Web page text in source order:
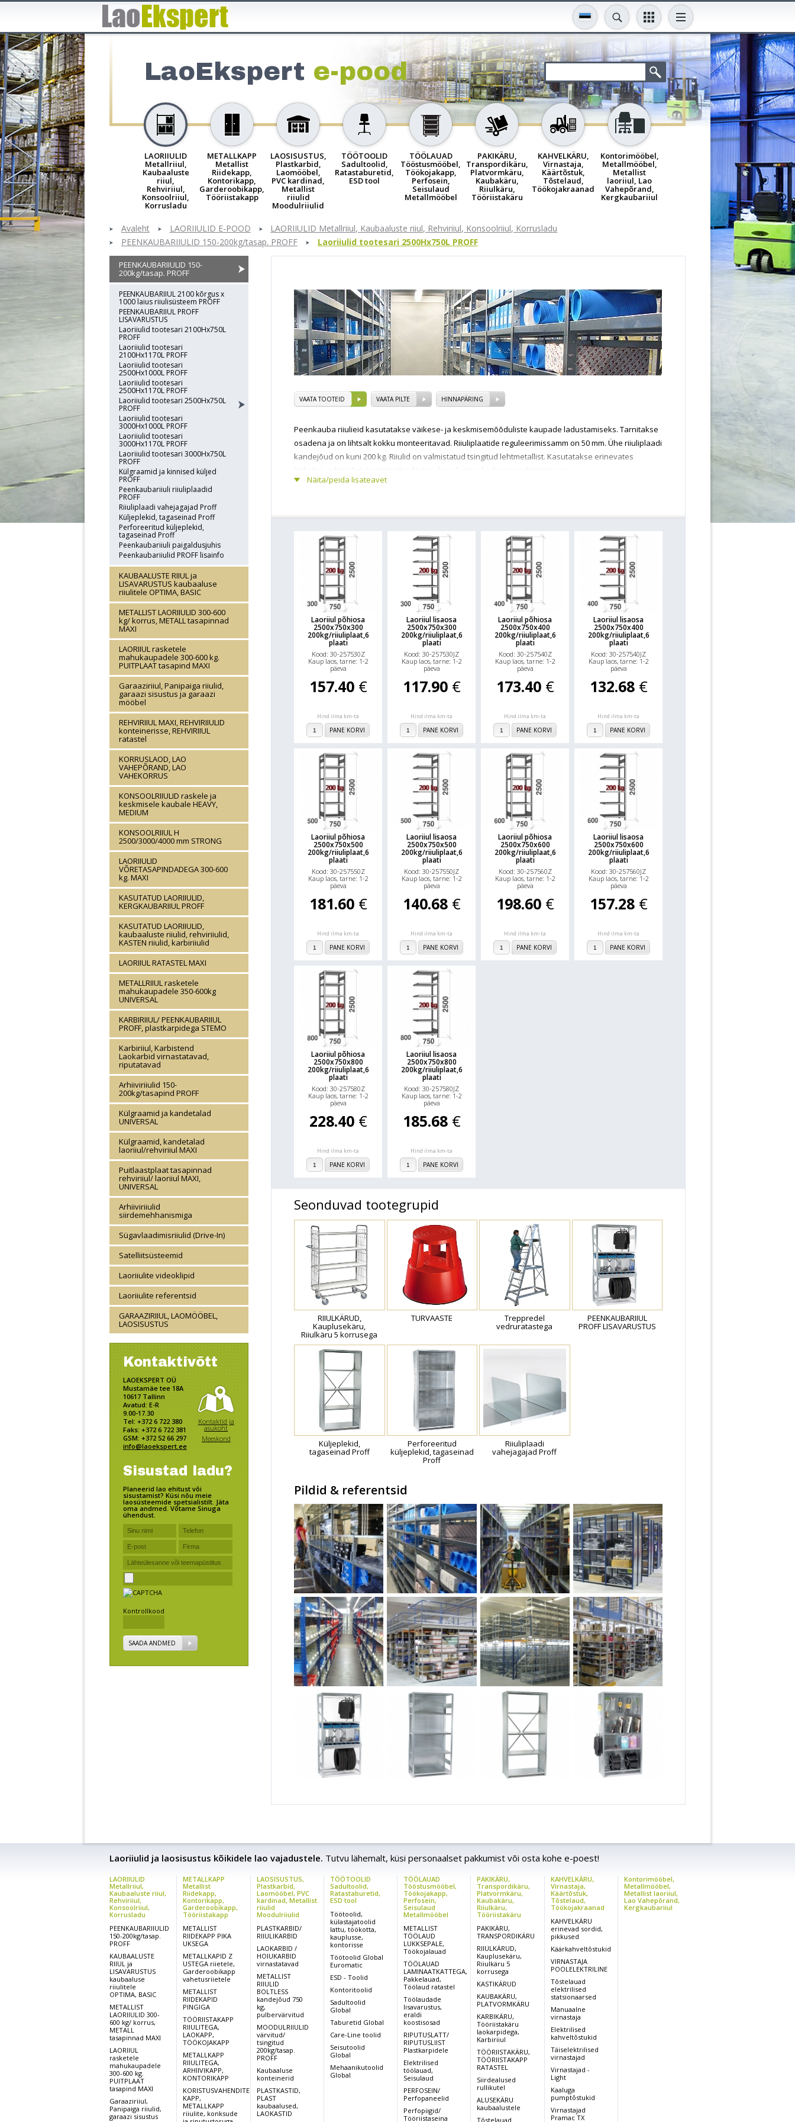
LaoEkspert e-pood
LAORIIULID
Metallriiul,
Kaubaaluste
riiul,
Rehviriiul,
Konsoolriiul,
Korrusladu
METALLKAPP
Metallist
Riidekapp,
Kontorikapp,
Garderoobikapp,
Tööriistakapp
LAOSISUSTUS,
Plastkarbid,
Laomööbel,
PVC kardinad,
Metallist
riiulid
Moodulriiulid
TÖÖTOOLID
Sadultoolid,
Ratastaburetid,
ESD tool
TÖÖLAUAD
Tööstusmööbel,
Töökojakapp,
Perfosein,
Seisulaud
Metallmööbel
PAKIKÄRU,
Transpordikäru,
Platvormkäru,
Kaubakäru,
Riiulkäru,
Tööriistakäru
KAHVELKÄRU,
Virnastaja,
Käärtõstuk,
Tõstelaud,
Töökojakraanad
Kontorimööbel,
Metallmööbel,
Metallist
laoriiul, Lao
Vahepõrand,
Kergkaubariiul
Avaleht LAORIIULID E-POOD
LAORIIULID Metallriiul, Kaubaaluste riiul, Rehviriiul, Konsoolriiul, Korrusladu
PEENKAUBARIIULID 150-200kg/tasap. PROFF
Laoriiulid tootesari 2500Hx750L PROFF
PEENKAUBARIIULID 150-
200kg/tasap. PROFF
PEENKAUBARIIUL 2100 kõrgus x
1000 laius riiulisüsteem PROFF
PEENKAUBARIIUL PROFF
LISAVARUSTUS
Laoriiulid tootesari 2100Hx750L
PROFF
Laoriiulid tootesari
2100Hx1170L PROFF
Laoriiulid tootesari
2500Hx1000L PROFF
Laoriiulid tootesari
2500Hx1170L PROFF
Laoriiulid tootesari 2500Hx750L
PROFF
Laoriiulid tootesari
3000Hx1000L PROFF
Laoriiulid tootesari
3000Hx1170L PROFF
Laoriiulid tootesari 3000Hx750L
PROFF
Külgraamid ja kinnised küljed
PROFF
Peenkaubariiuli riiuliplaadid
PROFF
Riiuliplaadi vahejagajad Proff
Küljeplekid, tagaseinad Proff
Perforeeritud küljeplekid,
tagaseinad Proff
Peenkaubariiuli paigaldusjuhis
Peenkaubariiulid PROFF lisainfo
KAUBAALUSTE RIIUL ja
LISAVARUSTUS kaubaaluse
riiulitele OPTIMA, BASIC
METALLIST LAORIIULID 300-600
kg/ korrus, METALL tasapinnad
MAXI
LAORIIUL rasketele
mahukaupadele 300-600 kg.
PUITPLAAT tasapind MAXI
Garaaziriiul, Panipaiga riiulid,
garaazi sisustus ja garaazi
mööbel
REHVIRIIUL MAXI, REHVIRIIULID
konteinerisse, REHVIRIIUL
ratastel
KORRUSLAOD, LAO
VAHEPÕRAND, LAO
VAHEKORRUS
KONSOOLRIIULID raskele ja
keskmisele kaubale HEAVY,
MEDIUM
KONSOOLRIIUL H
2500/3000/4000 mm STRONG
LAORIIULID
VÕRETASAPINDADEGA 300-600
kg. MAXI
KASUTATUD LAORIIULID,
KERGKAUBARIIUL PROFF
KASUTATUD LAORIIULID,
kaubaaluste riiulid, rehviriiulid,
KASTEN riiulid, karbiriiulid
LAORIIUL RATASTEL MAXI
METALLRIIUL rasketele
mahukaupadele 350-600kg
UNIVERSAL
KARBIRIIUL/ PEENKAUBARIIUL
PROFF, plastkarpidega STEMO
Karbiriiul, Karbistend
Laokarbid virnastatavad,
riputatavad
Arhiiviriiulid 150-
200kg/tasapind PROFF
Külgraamid ja kandetalad
UNIVERSAL
Külgraamid, kandetalad
laoriiul/rehviriiul MAXI
Puitlaastplaat tasapinnad
rehviriiul/ laoriiul MAXI,
UNIVERSAL
Arhiiviriiulid
siirdemehhanismiga
Sügavlaadimisriiulid (Drive-In)
Satelliitsüsteemid
Laoriiulite videoklipid
Laoriiulite referentsid
GARAAZIRIIUL, LAOMÖÖBEL,
LAOSISUSTUS
Kontaktivõtt
LAOEKSPERT OÜ
Mustamäe tee 18A
10617 Tallinn
Avatud: E-R
9.00-17.30
Tel: +372 6 722 380
Faks: +372 6 722 381
GSM: +372 52 66 297
info@laoekspert.ee
Kontaktid ja
asukoht
Meeskond
Sisustad ladu?
Planeerid lao ehitust või
sisustamist? Küsi nõu meie
laosüsteemide spetsialistilt. Jäta
oma andmed. Võtame Sinuga
ühendust.
Kontrollkood
SAADA ANDMED
VAATA TOOTEID VAATA PILTE HINNAPÄRING
Näita/peida lisateavet
Peenkauba riiulieid kasutatakse väikese- ja keskmisemõõduliste kaupade ladustamiseks. Tarnitakse
osadena ja on lihtsalt kokku monteeritavad. Riiuliplaatide reguleerimissamm on 50 mm. Ühe riiuliplaadi
kandejõud on kuni 200 kg. Riiulid on valmistatud tsingitud lehtmetallist. Kasutatakse erinevates
ladudes, arhiivides, tootmisettevõtetes, kauplustes, kodumajapidamistes jne.
Laoriiul põhiosa
2500x750x300
200kg/riiuliplaat,6
plaati
Kood: 30-257530Z
Kaup laos, tarne: 1-2
päeva
157.40 €
Hind ilma km-ta
PANE KORVI
Laoriiul lisaosa
2500x750x300
200kg/riiuliplaat,6
plaati
Kood: 30-257530JZ
Kaup laos, tarne: 1-2
päeva
117.90 €
Hind ilma km-ta
PANE KORVI
Laoriiul põhiosa
2500x750x400
200kg/riiuliplaat,6
plaati
Kood: 30-257540Z
Kaup laos, tarne: 1-2
päeva
173.40 €
Hind ilma km-ta
PANE KORVI
Laoriiul lisaosa
2500x750x400
200kg/riiuliplaat,6
plaati
Kood: 30-257540JZ
Kaup laos, tarne: 1-2
päeva
132.68 €
Hind ilma km-ta
PANE KORVI
Laoriiul põhiosa
2500x750x500
200kg/riiuliplaat,6
plaati
Kood: 30-257550Z
Kaup laos, tarne: 1-2
päeva
181.60 €
Hind ilma km-ta
PANE KORVI
Laoriiul lisaosa
2500x750x500
200kg/riiuliplaat,6
plaati
Kood: 30-257550JZ
Kaup laos, tarne: 1-2
päeva
140.68 €
Hind ilma km-ta
PANE KORVI
Laoriiul põhiosa
2500x750x600
200kg/riiuliplaat,6
plaati
Kood: 30-257560Z
Kaup laos, tarne: 1-2
päeva
198.60 €
Hind ilma km-ta
PANE KORVI
Laoriiul lisaosa
2500x750x600
200kg/riiuliplaat,6
plaati
Kood: 30-257560JZ
Kaup laos, tarne: 1-2
päeva
157.28 €
Hind ilma km-ta
PANE KORVI
Laoriiul põhiosa
2500x750x800
200kg/riiuliplaat,6
plaati
Kood: 30-257580Z
Kaup laos, tarne: 1-2
päeva
228.40 €
Hind ilma km-ta
PANE KORVI
Laoriiul lisaosa
2500x750x800
200kg/riiuliplaat,6
plaati
Kood: 30-257580JZ
Kaup laos, tarne: 1-2
päeva
185.68 €
Hind ilma km-ta
PANE KORVI
Seonduvad tootegrupid
RIIULKÄRUD,
Kauplusekäru,
Riiulkäru 5 korrusega
TURVAASTE Treppredel
vedruratastega
PEENKAUBARIIUL
PROFF LISAVARUSTUS
Küljeplekid,
tagaseinad Proff
Perforeeritud
küljeplekid, tagaseinad
Proff
Riiuliplaadi
vahejagajad Proff
Pildid & referentsid
Laoriiulid ja laosisustus kõikidele lao vajadustele. Tutvu lähemalt, küsi personaalset pakkumist või osta kohe e-poest!
LAORIIULID
Metallriiul,
Kaubaaluste riiul,
Rehviriiul,
Konsoolriiul,
Korrusladu
PEENKAUBARIIULID
150-200kg/tasap.
PROFF
KAUBAALUSTE
RIIUL ja
LISAVARUSTUS
kaubaaluse
riiulitele
OPTIMA, BASIC
METALLIST
LAORIIULID 300-
600 kg/ korrus,
METALL
tasapinnad MAXI
LAORIIUL
rasketele
mahukaupadele
300-600 kg.
PUITPLAAT
tasapind MAXI
Garaaziriiul,
Panipaiga riiulid,
garaazi sisustus
METALLKAPP
Metallist
Riidekapp,
Kontorikapp,
Garderoobikapp,
Tööriistakapp
METALLIST
RIIDEKAPP PIKA
UKSEGA
METALLKAPID Z
USTEGA riietele,
Garderoobikapp
vahetusriietele
METALLIST
RIIDEKAPID
PINGIGA
TÖÖRIISTAKAPP
RIIULITEGA,
LAOKAPP,
TÖÖKOJAKAPP
METALLKAPP
RIIULITEGA,
ARHIIVIKAPP,
KONTORIKAPP
KORISTUSVAHENDITE
KAPP,
METALLKAPP
riiulite, konksude
LAOSISUSTUS,
Plastkarbid,
Laomööbel, PVC
kardinad, Metallist
riiulid
Moodulriiulid
PLASTKARBID/
RIIULIKARBID
LAOKARBID /
HOIUKARBID
virnastatavad
METALLIST
RIIULID
BOLTLESS
kandejõud 750
kg,
pulbervärvitud
MOODULRIIULID
värvitud/
tsingitud
200kg/tasap.
PROFF
Kaubaaluse
konteinerid
PLASTKASTID,
PLAST
kaubaalused,
LAOKASTID
TÖÖTOOLID
Sadultoolid,
Ratastaburetid,
ESD tool
Töötoolid,
külastajatoolid
lattu, töökotta,
kauplusse,
kontorisse
Töötoolid Global
Euromatic
ESD - Toolid
Kontoritoolid
Sadultoolid
Global
Taburetid Global
Care-Line toolid
Seisutoolid
Global
Mehaanikutoolid
Global
TÖÖLAUAD
Tööstusmööbel,
Töökojakapp,
Perfosein,
Seisulaud
Metallmööbel
METALLIST
TÖÖLAUD
LUKKSEPALE,
Töökojalauad
TÖÖLAUAD
LAMINAATKATTEGA,
Pakkelauad,
Töölaud ratastel
Töölaudade
lisavarustus,
eraldi
koostisosad
RIPUTUSLATT/
RIPUTUSLIIST
Plastkarpidele
Elektrilised
töölauad,
Seisulaud
PERFOSEIN/
Perfopaneelid
Perfopiigid/
Tööriistaseina
PAKIKÄRU,
Transpordikäru,
Platvormkäru,
Kaubakäru,
Riiulkäru,
Tööriistakäru
PAKIKÄRU,
TRANSPORDIKÄRU
RIIULKÄRUD,
Kauplusekäru,
Riiulkäru 5
korrusega
KASTIKÄRUD
KAUBAKÄRU,
PLATVORMKÄRU
KARBIKÄRU,
Tööriistakäru
laokarpidega,
Karbiriiul
TÖÖRIISTAKÄRU,
TÖÖRIISTAKAPP
RATASTEL
Siirdealused
rullikutel
ALUSEKÄRU
kaubaalustele
Tõstelauad
KAHVELKÄRU,
Virnastaja,
Käärtõstuk,
Tõstelaud,
Töökojakraanad
KAHVELKÄRU
erinevad sordid,
pikkused
Käärkahveltõstukid
VIRNASTAJA
POOLELEKTRILINE
Tõstelauad
elektrilised
statsionaarsed
Manuaalne
virnastaja
Elektrilised
kahveltõstukid
Täiselektrilised
virnastajad
Virnastajad -
Light
Kaaluga
pumptõstukid
Virnastajad
Pramac TX
Kontorimööbel,
Metallmööbel,
Metallist laoriiul,
Lao Vahepõrand,
Kergkaubariiul